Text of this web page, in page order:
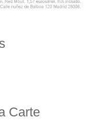
Carte